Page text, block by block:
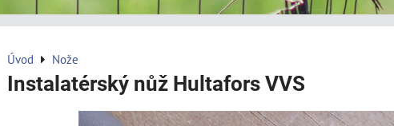
Úvod Nože
Instalatérský nůž Hultafors VVS